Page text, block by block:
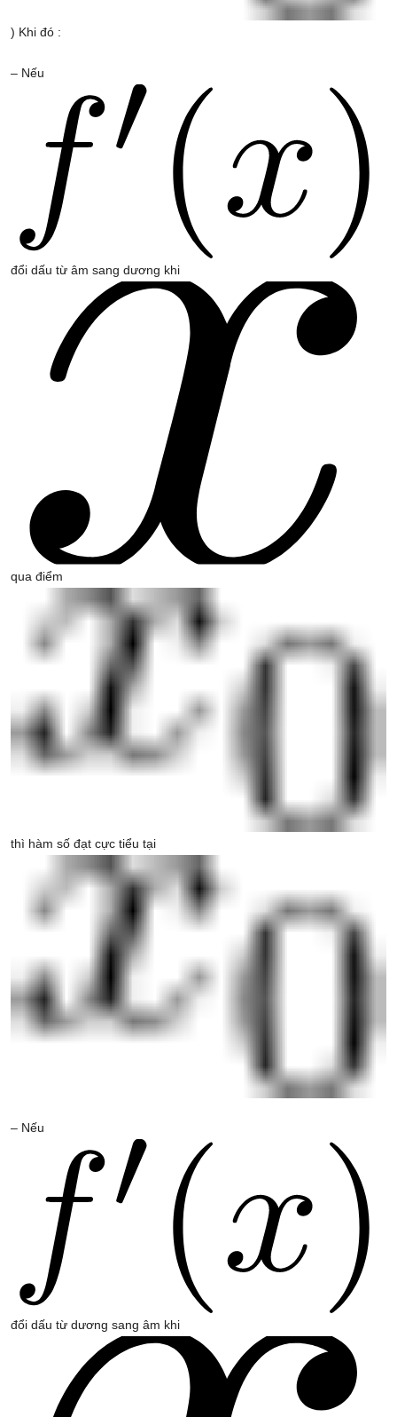
) Khi đó :
– Nếu
đổi dấu từ âm sang dương khi
qua điểm
thì hàm số đạt cực tiểu tại
– Nếu
đổi dấu từ dương sang âm khi